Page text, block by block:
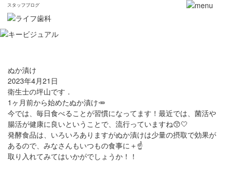
スタッフブログ
ぬか漬け
2023年4月21日
衛生士の坪山です．
1ヶ月前から始めたぬか漬け🥕
今では、毎日食べることが習慣になってます！最近では、菌活や
腸活が健康に良いということで、流行っていますね😙🤍
発酵食品は、いろいろありますがぬか漬けは少量の摂取で効果が
あるので、みなさんもいつもの食事に＋☝️
取り入れてみてはいかがでしょうか！！